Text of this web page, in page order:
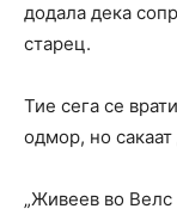
додала дека
старец.
Тие сега се
одмор, но сакаат
„Живеев во Велс